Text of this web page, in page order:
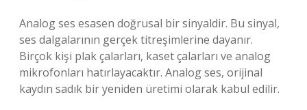
Analog ses esasen doğrusal bir sinyaldir. Bu sinyal,
ses dalgalarının gerçek titreşimlerine dayanır.
Birçok kişi plak çalarları, kaset çalarları ve analog
mikrofonları hatırlayacaktır. Analog ses, orijinal
kaydın sadık bir yeniden üretimi olarak kabul edilir.